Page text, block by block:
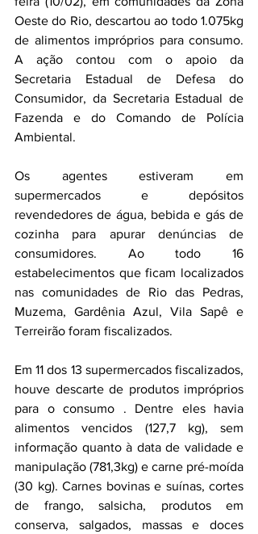
Oeste do Rio, descartou ao todo 1.075kg
de alimentos impróprios para consumo.
A ação contou com o apoio da
Secretaria Estadual de Defesa do
Consumidor, da Secretaria Estadual de
Fazenda e do Comando de Polícia
Ambiental.
Os agentes estiveram em
supermercados e depósitos
revendedores de água, bebida e gás de
cozinha para apurar denúncias de
consumidores. Ao todo 16
estabelecimentos que ficam localizados
nas comunidades de Rio das Pedras,
Muzema, Gardênia Azul, Vila Sapê e
Terreirão foram fiscalizados.
Em 11 dos 13 supermercados fiscalizados,
houve descarte de produtos impróprios
para o consumo . Dentre eles havia
alimentos vencidos (127,7 kg), sem
informação quanto à data de validade e
manipulação (781,3kg) e carne pré-moída
(30 kg). Carnes bovinas e suínas, cortes
de frango, salsicha, produtos em
conserva, salgados, massas e doces